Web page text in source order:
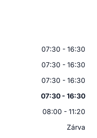
07:30 - 16:30
07:30 - 16:30
07:30 - 16:30
07:30 - 16:30
08:00 - 11:20
Zárva